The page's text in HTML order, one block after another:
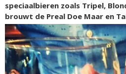
speciaalbieren zoals Tripel,
brouwt de Preal Doe Maar en